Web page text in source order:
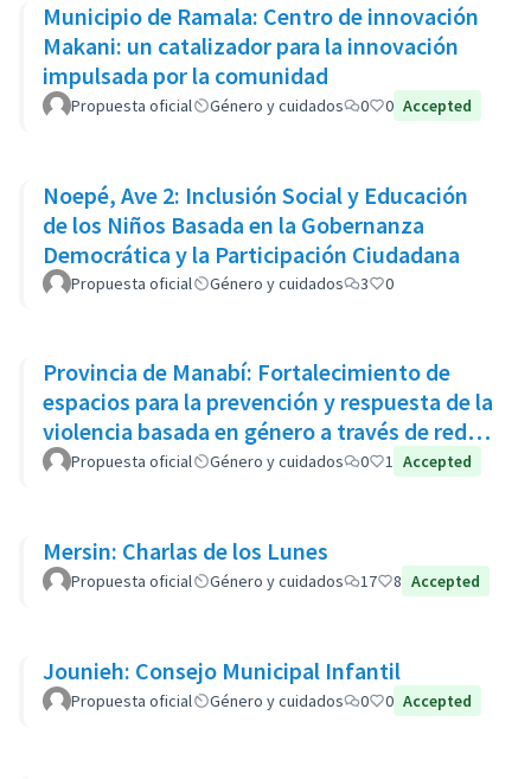
Municipio de Ramala: Centro de innovación
Makani: un catalizador para la innovación
impulsada por la comunidad
Propuesta oficial Género y cuidados 0 0 Accepted
Noepé, Ave 2: Inclusión Social y Educación
de los Niños Basada en la Gobernanza
Democrática y la Participación Ciudadana
Propuesta oficial Género y cuidados 3 0
Provincia de Manabí: Fortalecimiento de
espacios para la prevención y respuesta de la
violencia basada en género a través de redes
de apoyo
Propuesta oficial Género y cuidados 0 1 Accepted
Mersin: Charlas de los Lunes
Propuesta oficial Género y cuidados 17 8 Accepted
Jounieh: Consejo Municipal Infantil
Propuesta oficial Género y cuidados 0 0 Accepted